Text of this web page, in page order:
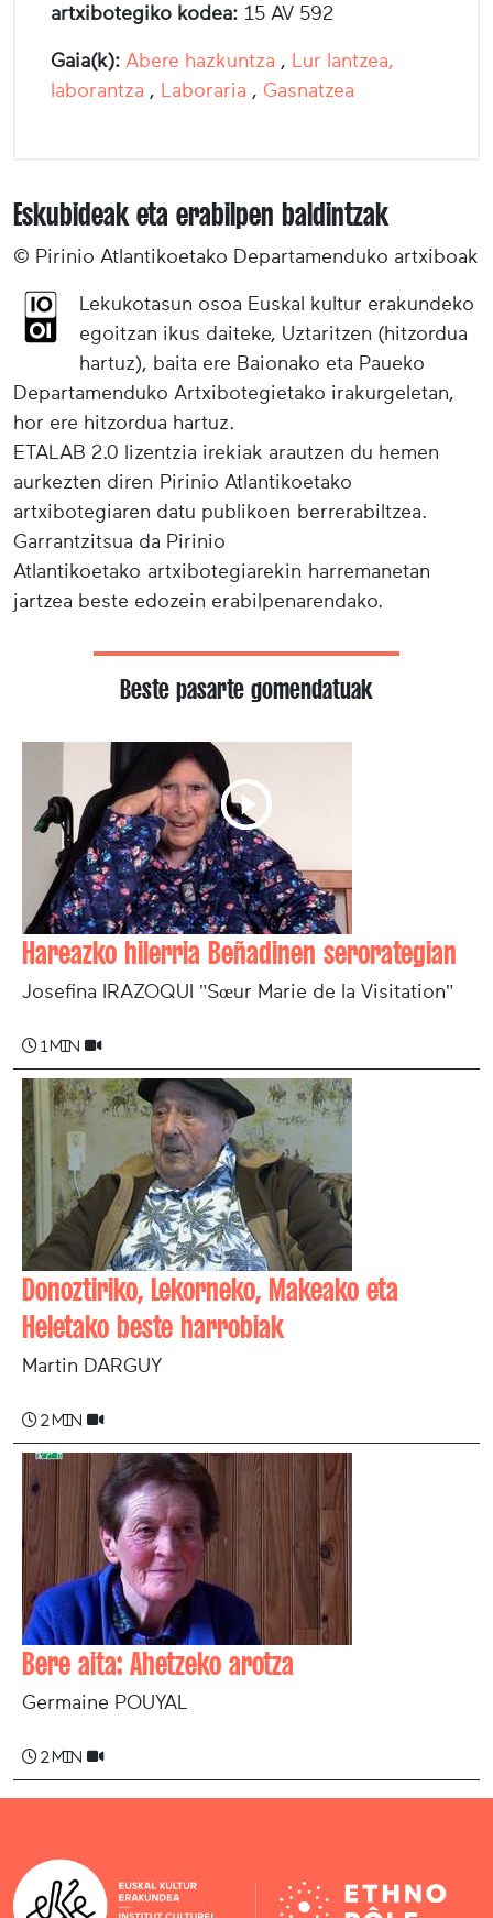
artxibotegiko kodea: 15 AV 592
Gaia(k): Abere hazkuntza , Lur lantzea,
laborantza , Laboraria , Gasnatzea
Eskubideak eta erabilpen baldintzak
© Pirinio Atlantikoetako Departamenduko artxiboak
Lekukotasun osoa Euskal kultur erakundeko
egoitzan ikus daiteke, Uztaritzen (hitzordua
hartuz), baita ere Baionako eta Paueko
Departamenduko Artxibotegietako irakurgeletan,
hor ere hitzordua hartuz.
ETALAB 2.0 lizentzia irekiak arautzen du hemen
aurkezten diren Pirinio Atlantikoetako
artxibotegiaren datu publikoen berrerabiltzea.
Garrantzitsua da Pirinio
Atlantikoetako artxibotegiarekin harremanetan
jartzea beste edozein erabilpenarendako.
Beste pasarte gomendatuak
Hareazko hilerria Beñadinen serorategian
Josefina IRAZOQUI "Sœur Marie de la Visitation"
1 min
Donoztiriko, Lekorneko, Makeako eta
Heletako beste harrobiak
Martin DARGUY
2 min
Bere aita: Ahetzeko arotza
Germaine POUYAL
2 min